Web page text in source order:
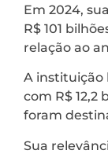
Em 2024,
R$ 101
relação ao
A instituição
com R$ 12,2
foram
Sua